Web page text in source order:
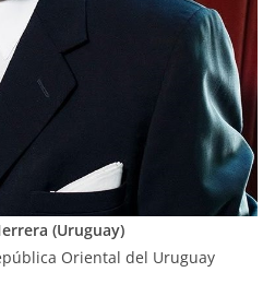
(Uruguay)
Oriental del Uruguay